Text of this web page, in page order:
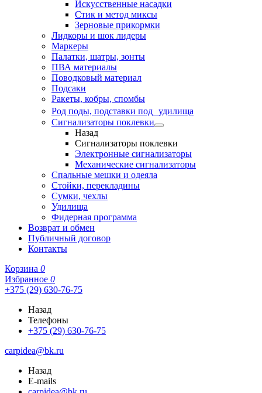
Искусственные насадки
Стик и метод миксы
Зерновые прикормки
Лидкоры и шок лидеры
Маркеры
Палатки, шатры, зонты
ПВА материалы
Поводковый материал
Подсаки
Ракеты, кобры, спомбы
Род поды, подставки под удилища
Сигнализаторы поклевки
Назад
Сигнализаторы поклевки
Электронные сигнализаторы
Механические сигнализаторы
Спальные мешки и одеяла
Стойки, перекладины
Сумки, чехлы
Удилища
Фидерная программа
Возврат и обмен
Публичный договор
Контакты
Корзина 0
Избранное 0
+375 (29) 630-76-75
Назад
Телефоны
+375 (29) 630-76-75
carpidea@bk.ru
Назад
E-mails